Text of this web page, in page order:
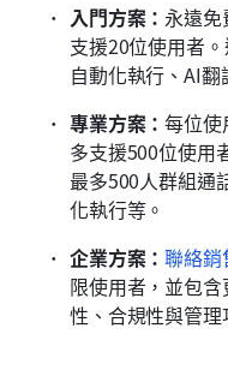
入門方案： 永遠
支援20位使用者
自動化執行、AI翻
專業方案：每位使
多支援500位使用
最多500人群組通
化執行等。
企業方案：聯絡銷
限使用者，並包
性、合規性與管理